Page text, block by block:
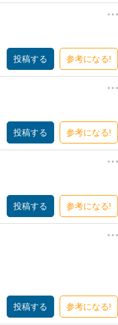
参考になる!
参考になる!
参考になる!
参考になる!